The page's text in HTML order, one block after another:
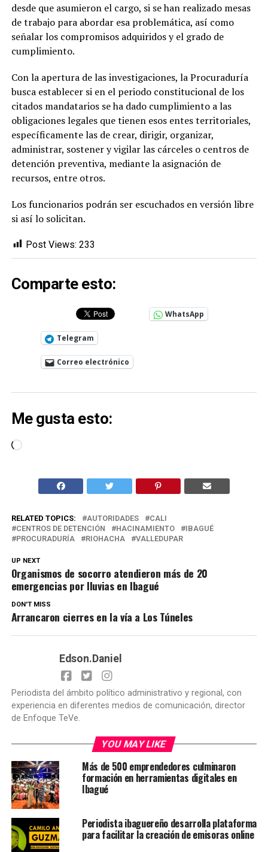
desde que asumieron el cargo, si se han realizado mesas
de trabajo para abordar esa problemática, así como
señalar los compromisos adquiridos y el grado de
cumplimiento.
Con la apertura de las investigaciones, la Procuraduría
busca establecer si en el periodo constitucional de los
citados mandatarios se ha dado cumplimiento a las
obligaciones legales que tienen esos entes territoriales,
específicamente las de crear, dirigir, organizar,
administrar, sostener y vigilar las cárceles o centros de
detención preventiva, mediante la asignación de
recursos, entre otros.
Los funcionarios podrán ser escuchados en versión libre
si así lo solicitan.
Post Views: 233
Comparte esto:
WhatsApp
Telegram
Correo electrónico
Me gusta esto:
Cargando...
RELATED TOPICS: AUTORIDADES
CALI
CENTROS DE DETENCIÓN
HACINAMIENTO
IBAGUÉ
PROCURADURÍA
RIOHACHA VALLEDUPAR
UP NEXT
Organismos de socorro atendieron más de 20
emergencias por lluvias en Ibagué
DON'T MISS
Arrancaron cierres en la vía a Los Túneles
Edson.Daniel
Periodista del ámbito político administrativo y regional, con
experiencia en diferentes medios de comunicación, director
de Enfoque TeVe.
YOU MAY LIKE
Más de 500 emprendedores culminaron
formación en herramientas digitales en
Ibagué
Periodista ibaguereño desarrolla plataforma
para facilitar la creación de emisoras online